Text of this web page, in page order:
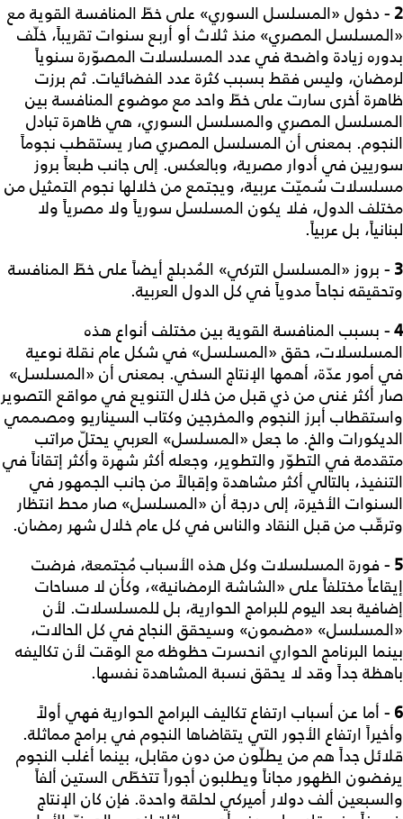
2 -
دخول «المسلسل السوري» على خطّ المنافسة القوية مع
«المسلسل المصري» منذ ثلاث أو أربع سنوات تقريباً، خلّف
بدوره زيادة واضحة في عدد المسلسلات المصوّرة سنوياً
لرمضان، وليس فقط بسبب كثرة عدد الفضائيات. ثم برزت
ظاهرة أخرى سارت على خطّ واحد مع موضوع المنافسة بين
المسلسل المصري والمسلسل السوري، هي ظاهرة تبادل
النجوم. بمعنى أن المسلسل المصري صار يستقطب نجوماً
سوريين في أدوار مصرية، وبالعكس. إلى جانب طبعاً بروز
مسلسلات سُميّت عربية، ويجتمع من خلالها نجوم التمثيل من
مختلف الدول، فلا يكون المسلسل سورياً ولا مصرياً ولا
لبنانياً، بل عربياً.
3 -
بروز «المسلسل التركي» المُدبلج أيضاً على خطّ المنافسة
وتحقيقه نجاحاً مدوياً في كل الدول العربية.
4 -
بسبب المنافسة القوية بين مختلف أنواع هذه
المسلسلات، حقق «المسلسل» في شكل عام نقلة نوعية
في أمور عدّة، أهمها الإنتاج السخي. بمعنى أن «المسلسل»
صار أكثر غنى من ذي قبل من خلال التنويع في مواقع التصوير
واستقطاب أبرز النجوم والمخرجين وكتاب السيناريو ومصممي
الديكورات والخ. ما جعل «المسلسل» العربي يحتلّ مراتب
متقدمة في التطوّر والتطوير، وجعله أكثر شهرة وأكثر إتقاناً في
التنفيذ، بالتالي أكثر مشاهدة وإقبالاً من جانب الجمهور في
السنوات الأخيرة، إلى درجة أن «المسلسل» صار محط انتظار
وترقّب من قبل النقاد والناس في كل عام خلال شهر رمضان.
5 -
فورة المسلسلات وكل هذه الأسباب مُجتمعة، فرضت
إيقاعاً مختلفاً على «الشاشة الرمضانية»، وكأن لا مساحات
إضافية بعد اليوم للبرامج الحوارية، بل للمسلسلات. لأن
«المسلسل» «مضمون» وسيحقق النجاح في كل الحالات،
بينما البرنامج الحواري انحسرت حظوظه مع الوقت لأن تكاليفه
باهظة جداً وقد لا يحقق نسبة المشاهدة نفسها.
6 -
أما عن أسباب ارتفاع تكاليف البرامج الحوارية فهي أولاً
وأخيراً ارتفاع الأجور التي يتقاضاها النجوم في برامج مماثلة.
قلائل جداً هم من يطلّون من دون مقابل، بينما أغلب النجوم
يرفضون الظهور مجاناً ويطلبون أجوراً تتخطّى الستين ألفاً
والسبعين ألف دولار أميركي لحلقة واحدة. فإن كان الإنتاج